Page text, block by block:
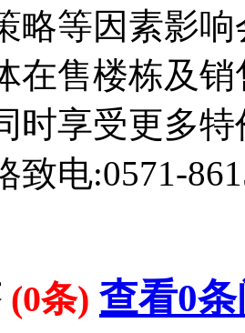
略等因素影
在售楼栋及
时享受更多
致电:0571-
(0条) 查看0